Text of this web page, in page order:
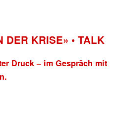
DER KRISE» • TALK
Druck – im Gespräch mit